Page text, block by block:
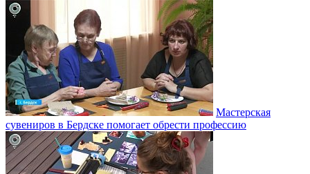
Мастерская
сувениров в Бердске помогает обрести профессию